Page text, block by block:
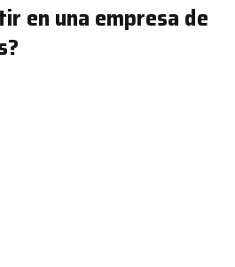
en una empresa de